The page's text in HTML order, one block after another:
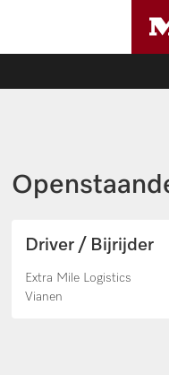
Driver / Bijrijder
Extra Mile Logistics
Vianen